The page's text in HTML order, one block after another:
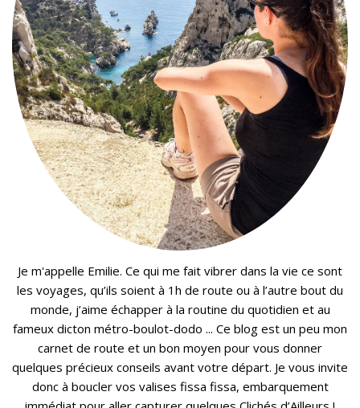
Je m'appelle Emilie. Ce qui me fait vibrer dans la vie ce sont
les voyages, qu’ils soient à 1h de route ou à l’autre bout du
monde, j’aime échapper à la routine du quotidien et au
fameux dicton métro-boulot-dodo ... Ce blog est un peu mon
carnet de route et un bon moyen pour vous donner
quelques précieux conseils avant votre départ. Je vous invite
donc à boucler vos valises fissa fissa, embarquement